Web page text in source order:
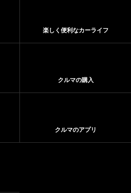
楽しく便利なカーライフ
クルマの購入
クルマのアプリ